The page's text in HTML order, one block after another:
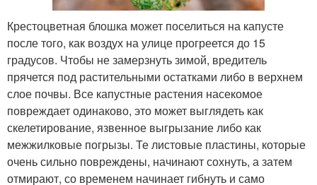
Крестоцветная блошка может поселиться на капусте
после того, как воздух на улице прогреется до 15
градусов. Чтобы не замерзнуть зимой, вредитель
прячется под растительными остатками либо в верхнем
слое почвы. Все капустные растения насекомое
повреждает одинаково, это может выглядеть как
скелетирование, язвенное выгрызание либо как
межжилковые погрызы. Те листовые пластины, которые
очень сильно повреждены, начинают сохнуть, а затем
отмирают, со временем начинает гибнуть и само